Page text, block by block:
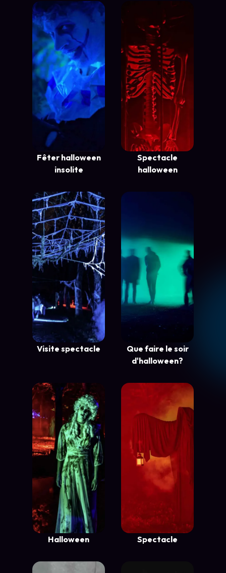
Fêter halloween
insolite
Spectacle
halloween
Visite spectacle
Que faire le soir
d'halloween?
Halloween Spectacle